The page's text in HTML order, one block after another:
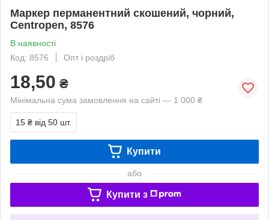
Маркер перманентний скошений, чорний,
Centropen, 8576
В наявності
Код: 8576
Опт і роздріб
18,50 ₴
Мінімальна сума замовлення на сайті — 1 000 ₴
15 ₴ від 50 шт.
Купити
або
Купити з